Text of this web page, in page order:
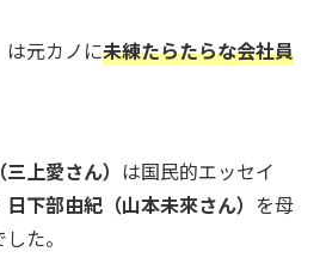
は元カノに未練たらたらな会社員
上愛さん） は国民的エッセイ
日下部由紀（山本未來さん） を母
た。